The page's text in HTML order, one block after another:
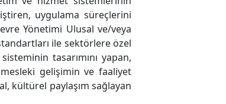
uygulama süreçlerini
Yönetimi Ulusal ve/veya
ile sektörlere özel
tasarımını yapan,
gelişimin ve faaliyet
kültürel paylaşım sağlayan